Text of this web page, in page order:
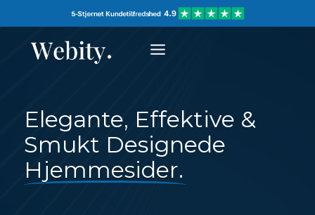
to
content
Elegante, Effektive &
Smukt Designede
Hjemmesider.